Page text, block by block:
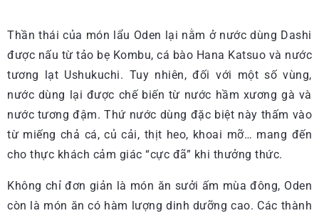
Thần thái của món lẩu Oden lại nằm ở nước dùng Dashi
được nấu từ tảo bẹ Kombu, cá bào Hana Katsuo và nước
tương lạt Ushukuchi. Tuy nhiên, đối với một số vùng,
nước dùng lại được chế biến từ nước hầm xương gà và
nước tương đậm. Thứ nước dùng đặc biệt này thấm vào
từ miếng chả cá, củ cải, thịt heo, khoai mỡ… mang đến
cho thực khách cảm giác “cực đã” khi thưởng thức.
Không chỉ đơn giản là món ăn sưởi ấm mùa đông, Oden
còn là món ăn có hàm lượng dinh dưỡng cao. Các thành